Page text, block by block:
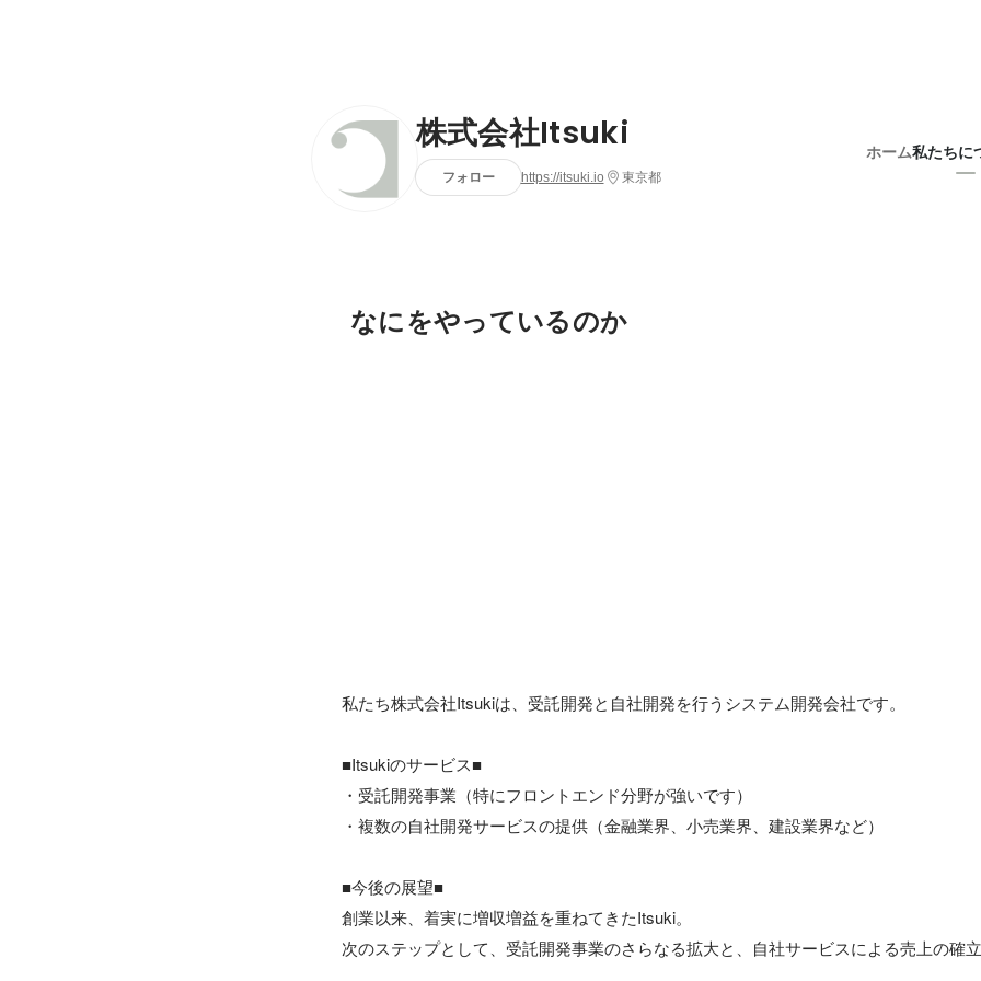
株式会社Itsuki
フォロー https://itsuki.io 東京都
ホーム私たちに
なにをやっているのか
私たち株式会社Itsukiは、受託開発と自社開発を行うシステム開発会社です。
■Itsukiのサービス■
・受託開発事業（特にフロントエンド分野が強いです）
・複数の自社開発サービスの提供（金融業界、小売業界、建設業界など）
■今後の展望■
創業以来、着実に増収増益を重ねてきたItsuki。
次のステップとして、受託開発事業のさらなる拡大と、自社サービスによる売上の確立